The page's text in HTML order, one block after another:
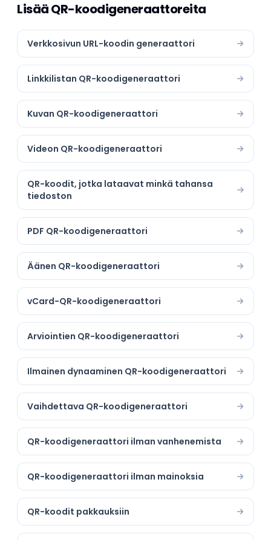
Lisää QR-koodigeneraattoreita
Verkkosivun URL-koodin generaattori
Linkkilistan QR-koodigeneraattori
Kuvan QR-koodigeneraattori
Videon QR-koodigeneraattori
QR-koodit, jotka lataavat minkä tahansa
tiedoston
PDF QR-koodigeneraattori
Äänen QR-koodigeneraattori
vCard-QR-koodigeneraattori
Arviointien QR-koodigeneraattori
Ilmainen dynaaminen QR-koodigeneraattori
Vaihdettava QR-koodigeneraattori
QR-koodigeneraattori ilman vanhenemista
QR-koodigeneraattori ilman mainoksia
QR-koodit pakkauksiin